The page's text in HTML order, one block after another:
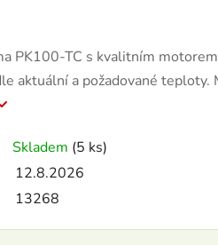
PK100-TC s kvalitním
aktuální a požadované teploty.
Skladem (5 ks)
12.8.2026
13268